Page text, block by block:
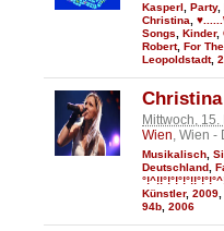
Kasperl, Party,
Christina,
Songs, Kinder,
Robert, For The
Leopoldstadt,
Mittwoch,
Wien , Wien
Musikalisch
Deutschland
Künstler, 2009
94b 2006